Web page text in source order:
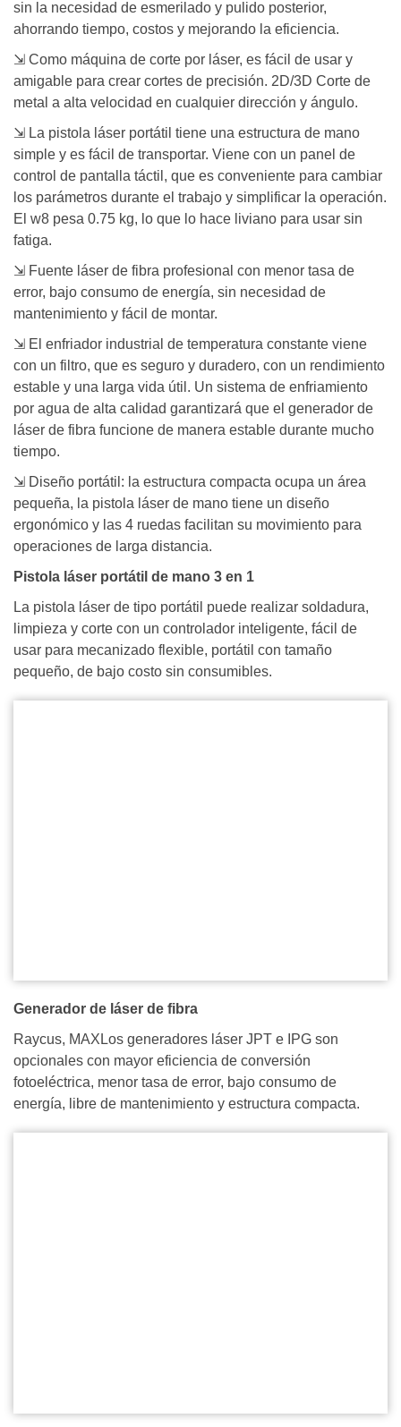
sin la necesidad de esmerilado y pulido posterior,
ahorrando tiempo, costos y mejorando la eficiencia.
⇲ Como máquina de corte por láser, es fácil de usar y
amigable para crear cortes de precisión. 2D/3D Corte de
metal a alta velocidad en cualquier dirección y ángulo.
⇲ La pistola láser portátil tiene una estructura de mano
simple y es fácil de transportar. Viene con un panel de
control de pantalla táctil, que es conveniente para cambiar
los parámetros durante el trabajo y simplificar la operación.
El w8 pesa 0.75 kg, lo que lo hace liviano para usar sin
fatiga.
⇲ Fuente láser de fibra profesional con menor tasa de
error, bajo consumo de energía, sin necesidad de
mantenimiento y fácil de montar.
⇲ El enfriador industrial de temperatura constante viene
con un filtro, que es seguro y duradero, con un rendimiento
estable y una larga vida útil. Un sistema de enfriamiento
por agua de alta calidad garantizará que el generador de
láser de fibra funcione de manera estable durante mucho
tiempo.
⇲ Diseño portátil: la estructura compacta ocupa un área
pequeña, la pistola láser de mano tiene un diseño
ergonómico y las 4 ruedas facilitan su movimiento para
operaciones de larga distancia.
Pistola láser portátil de mano 3 en 1
La pistola láser de tipo portátil puede realizar soldadura,
limpieza y corte con un controlador inteligente, fácil de
usar para mecanizado flexible, portátil con tamaño
pequeño, de bajo costo sin consumibles.
Generador de láser de fibra
Raycus, MAXLos generadores láser JPT e IPG son
opcionales con mayor eficiencia de conversión
fotoeléctrica, menor tasa de error, bajo consumo de
energía, libre de mantenimiento y estructura compacta.